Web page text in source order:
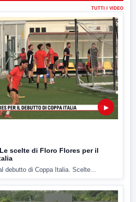
TUTTI I VIDEO
▶
scelte di Floro Flores per il
debutto di Coppa Italia. Scelte...